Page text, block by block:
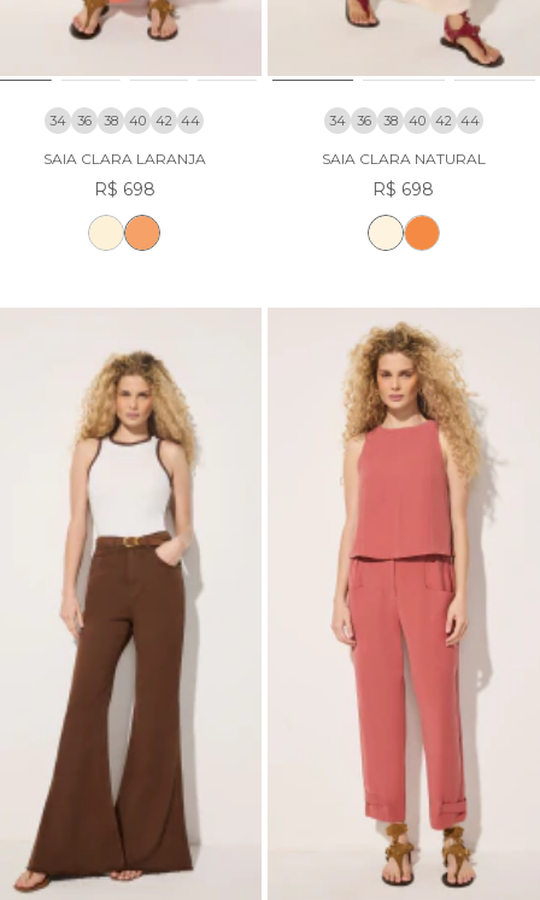
34 36 38 40 42 44
SAIA CLARA LARANJA
R$ 698
34 36 38 40 42 44
SAIA CLARA NATURAL
R$ 698